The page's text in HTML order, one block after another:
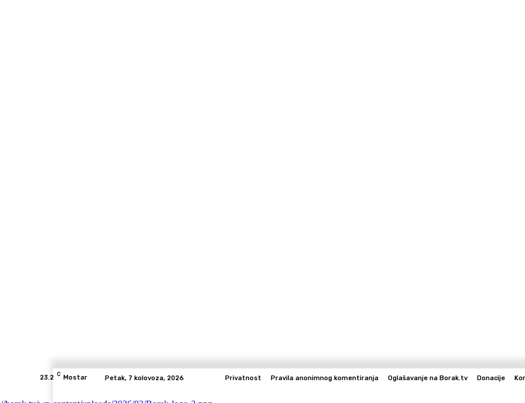
23.2 C Mostar Petak, 7 kolovoza, 2026 Privatnost Pravila anonimnog komentiranja Oglašavanje na Borak.tv Donacije